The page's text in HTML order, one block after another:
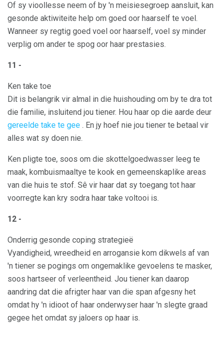
Of sy vioollesse neem of by 'n meisiesegroep aansluit, kan
gesonde aktiwiteite help om goed oor haarself te voel.
Wanneer sy regtig goed voel oor haarself, voel sy minder
verplig om ander te spog oor haar prestasies.
11 -
Ken take toe
Dit is belangrik vir almal in die huishouding om by te dra tot
die familie, insluitend jou tiener. Hou haar op die aarde deur
gereelde take te gee . En jy hoef nie jou tiener te betaal vir
alles wat sy doen nie.
Ken pligte toe, soos om die skottelgoedwasser leeg te
maak, kombuismaaltye te kook en gemeenskaplike areas
van die huis te stof. Sê vir haar dat sy toegang tot haar
voorregte kan kry sodra haar take voltooi is.
12 -
Onderrig gesonde coping strategieë
Vyandigheid, wreedheid en arrogansie kom dikwels af van
'n tiener se pogings om ongemaklike gevoelens te masker,
soos hartseer of verleentheid. Jou tiener kan daarop
aandring dat die afrigter haar van die span afgesny het
omdat hy 'n idioot of haar onderwyser haar 'n slegte graad
gegee het omdat sy jaloers op haar is.